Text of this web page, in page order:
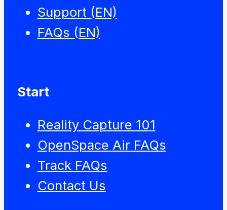
Support (EN)
FAQs (EN)
Start
Reality Capture 101
OpenSpace Air FAQs
Track FAQs
Contact Us